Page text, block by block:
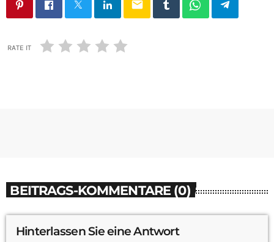
email
RATE IT
BEITRAGS-KOMMENTARE (0)
Hinterlassen Sie eine Antwort